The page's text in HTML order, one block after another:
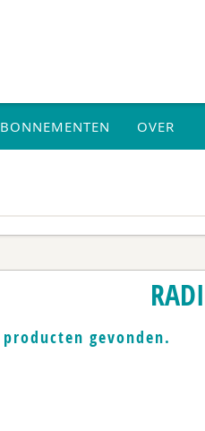
OVER
gevonden.